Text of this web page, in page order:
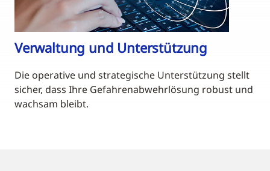
Verwaltung und Unterstützung
Die operative und strategische Unterstützung stellt
sicher, dass Ihre Gefahrenabwehrlösung robust und
wachsam bleibt.